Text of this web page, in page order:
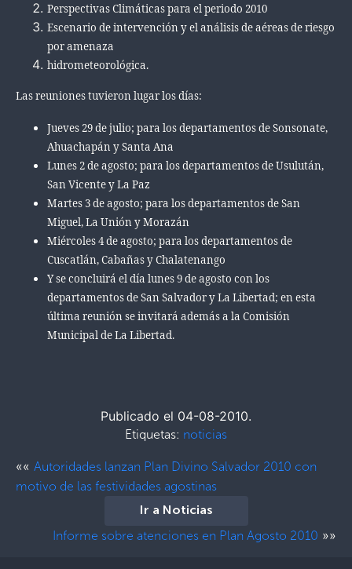
Perspectivas Climáticas para el periodo 2010
Escenario de intervención y el análisis de aéreas de riesgo
por amenaza
hidrometeorológica.
Las reuniones tuvieron lugar los días:
Jueves 29 de julio; para los departamentos de Sonsonate,
Ahuachapán y Santa Ana
Lunes 2 de agosto; para los departamentos de Usulután,
San Vicente y La Paz
Martes 3 de agosto; para los departamentos de San
Miguel, La Unión y Morazán
Miércoles 4 de agosto; para los departamentos de
Cuscatlán, Cabañas y Chalatenango
Y se concluirá el día lunes 9 de agosto con los
departamentos de San Salvador y La Libertad; en esta
última reunión se invitará además a la Comisión
Municipal de La Libertad.
Publicado el 04-08-2010.
Etiquetas: noticias
«« Autoridades lanzan Plan Divino Salvador 2010 con
motivo de las festividades agostinas
Ir a Noticias
Informe sobre atenciones en Plan Agosto 2010 »»